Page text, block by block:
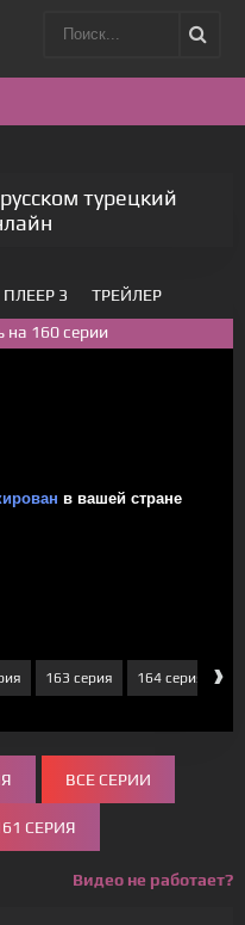
турецкий
ПЛЕЕР 3
ТРЕЙЛЕР
на 160 серии
163 серия 164 серия ›
ВСЕ СЕРИИ
СЕРИЯ
Видео не работает?